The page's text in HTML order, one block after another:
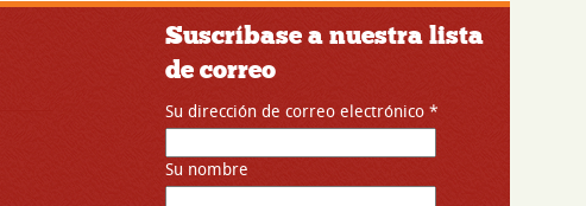
Suscríbase a nuestra lista
de correo
Su dirección de correo electrónico *
Su nombre